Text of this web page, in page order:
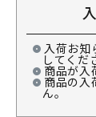
入荷お知
してくだ
商品が入
商品の入
ん。